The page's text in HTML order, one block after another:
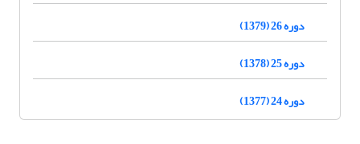
دوره 26 (1379)
دوره 25 (1378)
دوره 24 (1377)